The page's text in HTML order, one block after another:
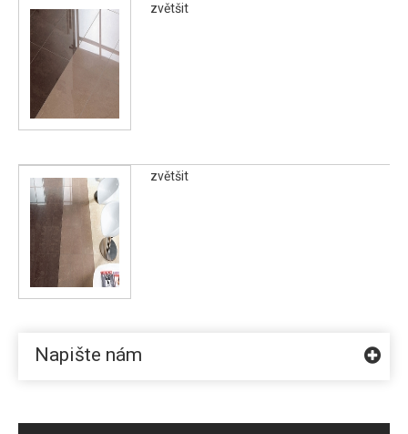
zvětšit
zvětšit
Napište nám